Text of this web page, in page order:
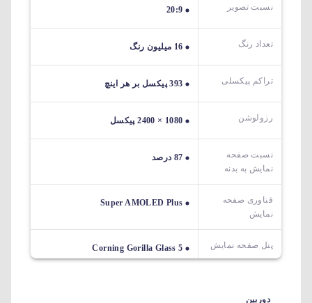
نسبت تصویر 20:9
تعداد رنگ 16 میلیون رنگ
تراکم پیکسلی 393 پیکسل بر هر اینچ
رزولوشن 1080 × 2400 پیکسل
نسبت صفحه
نمایش به بدنه
87 درصد
فناوری صفحه
نمایش
Super AMOLED Plus
پنل صفحه نمایش Corning Gorilla Glass 5
دوربین